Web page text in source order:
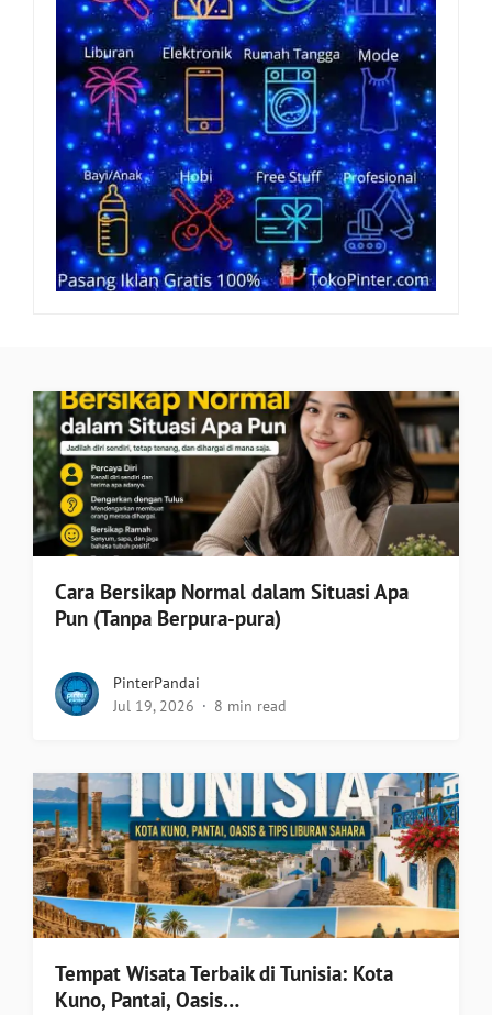
Cara Bersikap Normal dalam Situasi Apa
Pun (Tanpa Berpura-pura)
PinterPandai
Jul 19, 2026
8 min read
Tempat Wisata Terbaik di Tunisia: Kota
Kuno, Pantai, Oasis…